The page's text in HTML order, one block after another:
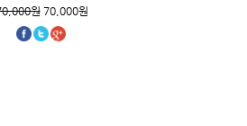
원70,000원